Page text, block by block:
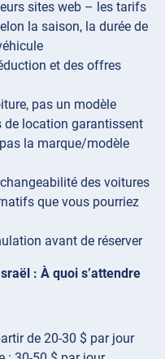
sites web – les tarifs
la saison, la durée de
et des offres
pas un modèle
de location garantissent
la marque/modèle
des voitures
que vous pourriez
avant de réserver
: À quoi s’attendre
de 20-30 $ par jour